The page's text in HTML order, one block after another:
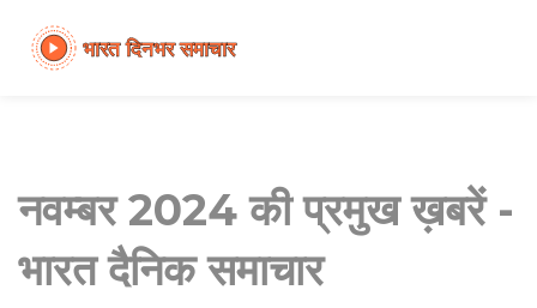
नवम्बर 2024 की प्रमुख ख़बरें -
भारत दैनिक समाचार